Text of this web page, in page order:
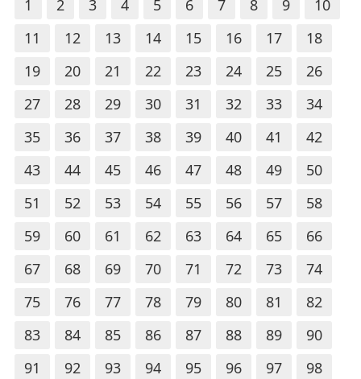
1 2 3 4 5 6 7 8 9
10
11
12 13 14 15 16 17
18
19
20 21 22 23 24 25
26
27
28 29 30 31 32 33
34
35
36 37 38 39 40 41
42
43
44 45 46 47 48 49
50
51
52 53 54 55 56 57
58
59
60 61 62 63 64 65
66
67
68 69 70 71 72 73
74
75
76 77 78 79 80 81
82
83
84 85 86 87 88 89
90
91
92 93 94 95 96 97
98